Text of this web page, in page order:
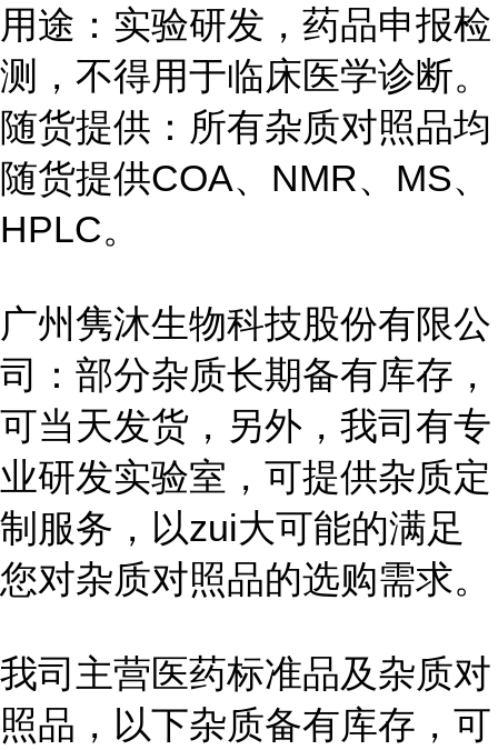
用途：实验研发，药品申报检
测，不得用于临床医学诊断。
随货提供：所有杂质对照品均
随货提供COA、NMR、MS、
HPLC。
广州隽沐生物科技股份有限公
司：部分杂质长期备有库存，
可当天发货，另外，我司有专
业研发实验室，可提供杂质定
制服务，以zui大可能的满足
您对杂质对照品的选购需求。
我司主营医药标准品及杂质对
照品，以下杂质备有库存，可